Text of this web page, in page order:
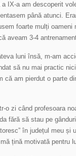
a IX-a am descoperit
până atunci.
foarte mulți
aveam 3-4
luni însă, m-am
să nu mai practic
că am pierdut o parte
o zi când profesoara
fără să stau pe
în județul meu
țină motivată pentru